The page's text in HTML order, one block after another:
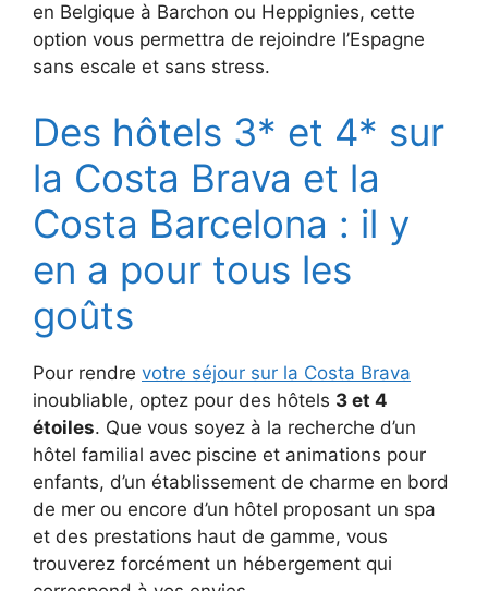
en Belgique à Barchon ou Heppignies, cette
option vous permettra de rejoindre l’Espagne
sans escale et sans stress.
Des hôtels 3* et 4* sur
la Costa Brava et la
Costa Barcelona : il y
en a pour tous les
goûts
Pour rendre votre séjour sur la Costa Brava
inoubliable, optez pour des hôtels 3 et 4
étoiles. Que vous soyez à la recherche d’un
hôtel familial avec piscine et animations pour
enfants, d’un établissement de charme en bord
de mer ou encore d’un hôtel proposant un spa
et des prestations haut de gamme, vous
trouverez forcément un hébergement qui